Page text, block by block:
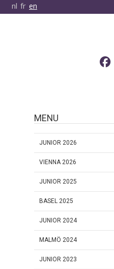
nl fr en
MENU
JUNIOR 2026
VIENNA 2026
JUNIOR 2025
BASEL 2025
JUNIOR 2024
MALMÖ 2024
JUNIOR 2023